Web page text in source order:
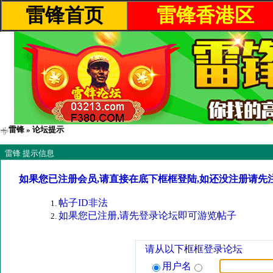
雷锋首页 雷锋香港区
雷锋 » 论坛提示
雷锋 提示信息
如果您已注册会员,请直接在底下框框登陆,如还没注册请先
帖子ID非法
如果您已注册,请先登录论坛即可游览帖子
请从以下框框登录论坛
用户名